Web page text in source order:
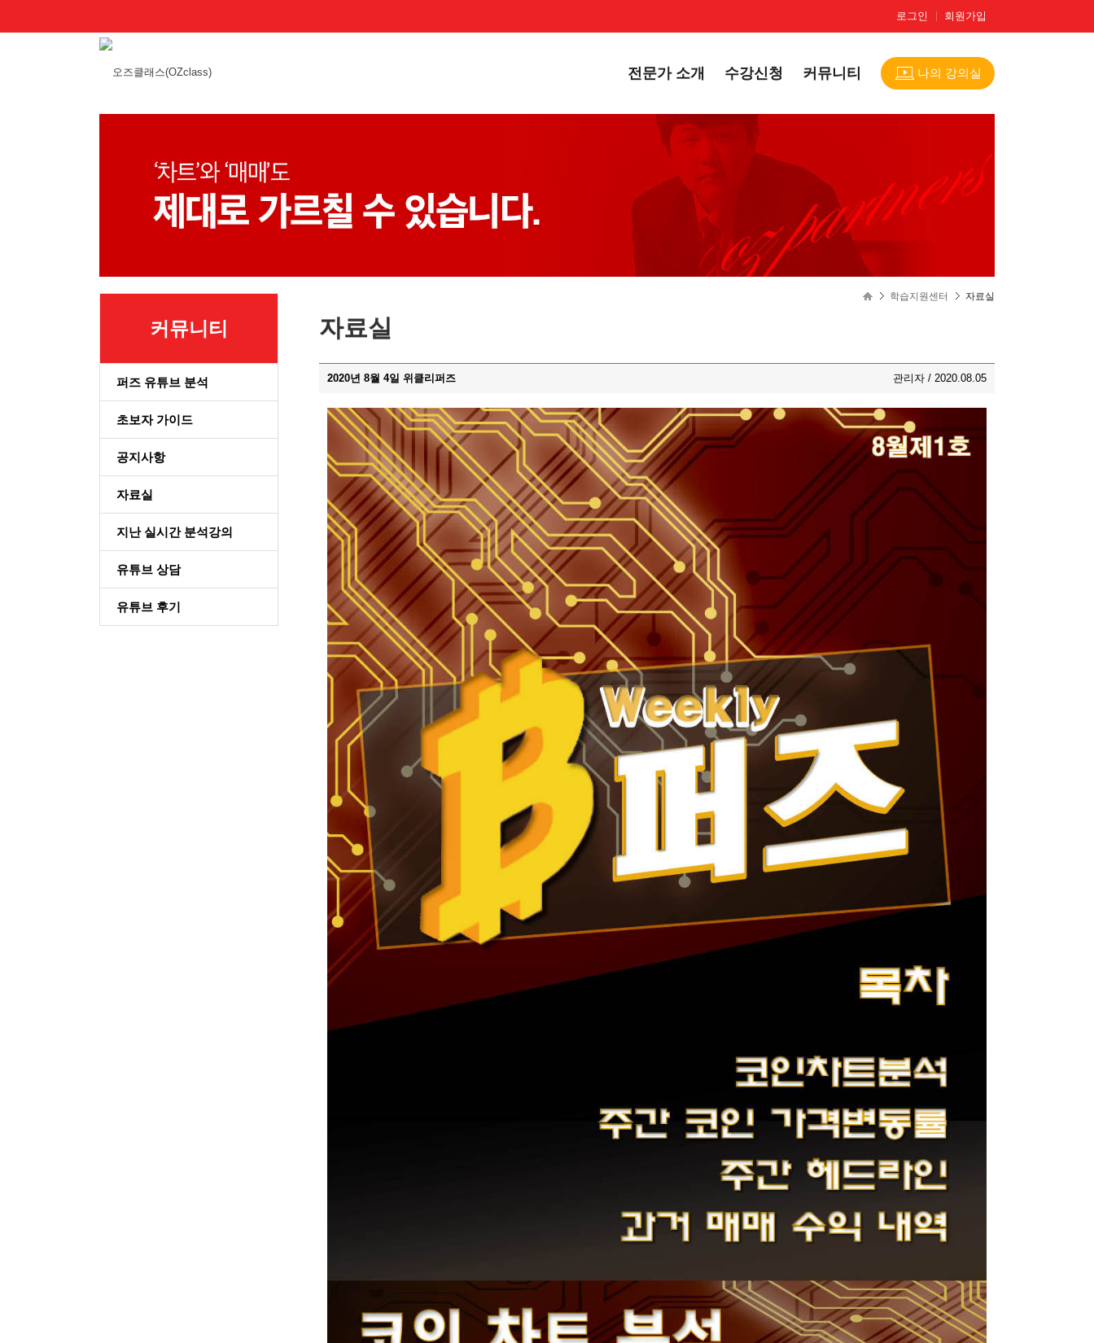
로그인 회원가입
전문가 소개 수강신청 커뮤니티 나의 강의실
커뮤니티
퍼즈 유튜브 분석
초보자 가이드
공지사항
자료실
지난 실시간 분석강의
유튜브 상담
유튜브 후기
학습지원센터 자료실
자료실
2020년 8월 4일 위클리퍼즈 관리자 / 2020.08.05